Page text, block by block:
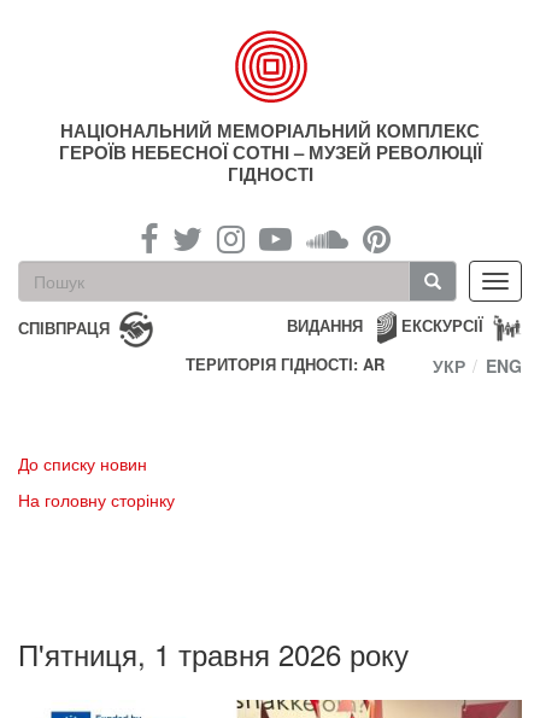
НАЦІОНАЛЬНИЙ МЕМОРІАЛЬНИЙ КОМПЛЕКС
ГЕРОЇВ НЕБЕСНОЇ СОТНІ – МУЗЕЙ РЕВОЛЮЦІЇ
ГІДНОСТІ
Пошукова
форма
Пошук
СПІВПРАЦЯ ЕКСКУРСІЇ
ВИДАННЯ
ТЕРИТОРІЯ ГІДНОСТІ: AR
УКР ENG
До списку новин
На головну сторінку
П'ятниця, 1 травня 2026 року